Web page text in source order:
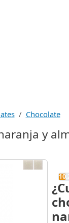
Chocolate
y